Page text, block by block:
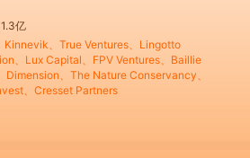
亿
Kinnevik、True Ventures、Lingotto
、Lux Capital、FPV Ventures、Baillie
Dimension、The Nature Conservancy、
、Cresset Partners